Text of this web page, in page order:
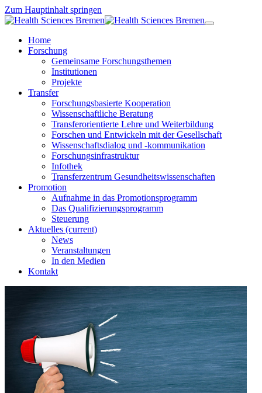
Zum Hauptinhalt springen
Home
Forschung
Gemeinsame Forschungsthemen
Institutionen
Projekte
Transfer
Forschungsbasierte Kooperation
Wissenschaftliche Beratung
Transferorientierte Lehre und Weiterbildung
Forschen und Entwickeln mit der Gesellschaft
Wissenschaftsdialog und -kommunikation
Forschungsinfrastruktur
Infothek
Transferzentrum Gesundheitswissenschaften
Promotion
Aufnahme in das Promotionsprogramm
Das Qualifizierungsprogramm
Steuerung
Aktuelles (current)
News
Veranstaltungen
In den Medien
Kontakt